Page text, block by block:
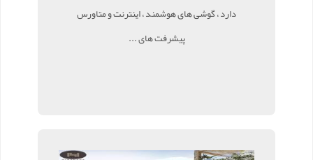
دارد ، گوشی های هوشمند ، اینترنت و متاورس
پیشرفت های ...